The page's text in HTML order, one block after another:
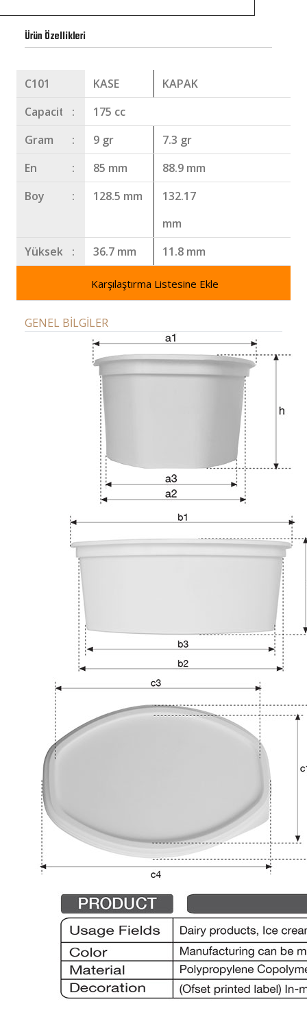
Ürün Özellikleri
C101 KASE
KAPAK
Capacity
:
175 cc
Gram
: 9 gr
7.3 gr
En
: 85 mm
88.9 mm
Boy
: 128.5 mm
132.17
mm
Yükseklik: 36.7 mm 11.8 mm
Karşılaştırma Listesine Ekle
GENEL BİLGİLER